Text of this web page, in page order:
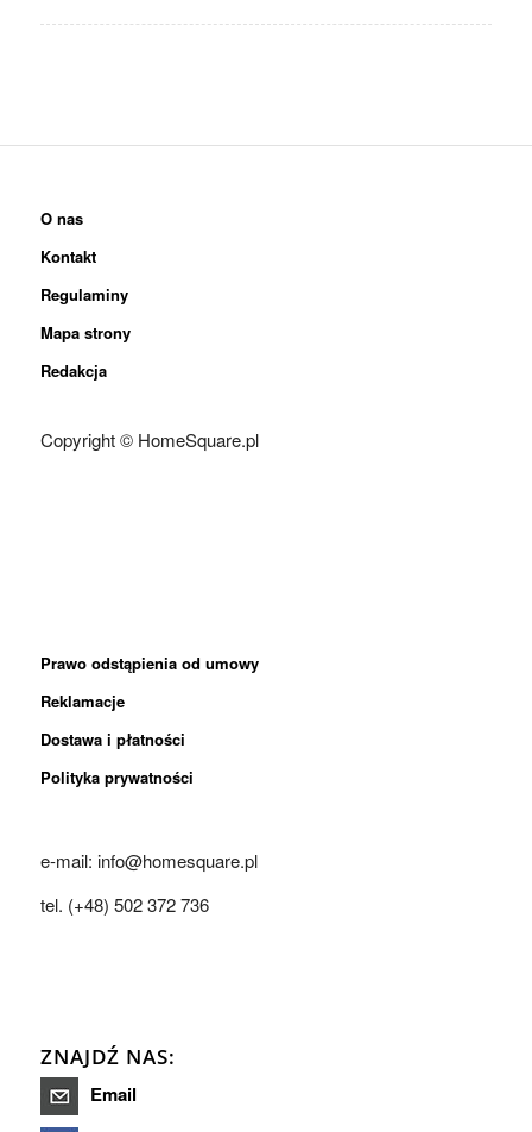
O nas
Kontakt
Regulaminy
Mapa strony
Redakcja
Copyright © HomeSquare.pl
Prawo odstąpienia od umowy
Reklamacje
Dostawa i płatności
Polityka prywatności
e-mail: info@homesquare.pl
tel. (+48) 502 372 736
ZNAJDŹ NAS:
Email